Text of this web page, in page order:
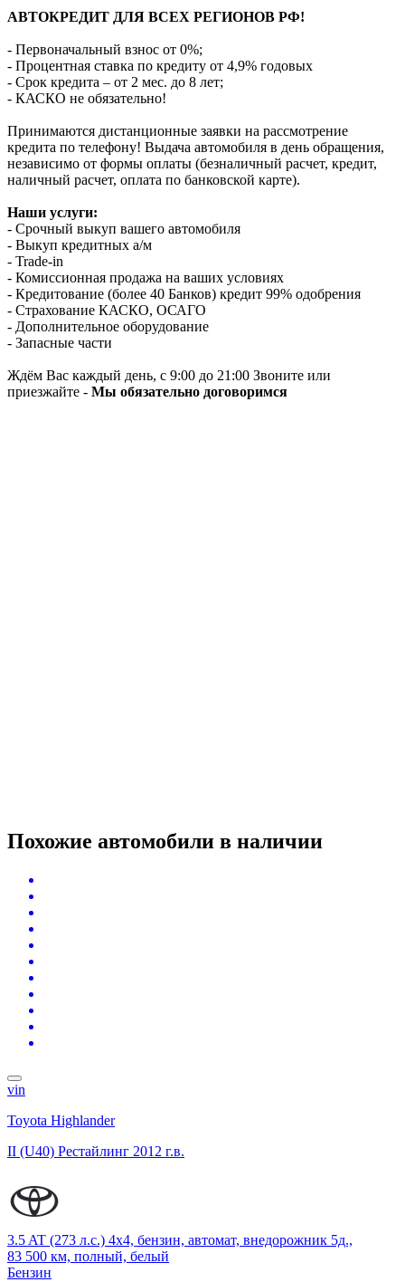
АВТОКРЕДИТ ДЛЯ ВСЕХ РЕГИОНОВ РФ!
- Первоначальный взнос от 0%;
- Процентная ставка по кредиту от 4,9% годовых
- Срок кредита – от 2 мес. до 8 лет;
- КАСКО не обязательно!
Принимаются дистанционные заявки на рассмотрение
кредита по телефону! Выдача автомобиля в день обращения,
независимо от формы оплаты (безналичный расчет, кредит,
наличный расчет, оплата по банковской карте).
Наши услуги:
- Срочный выкуп вашего автомобиля
- Выкуп кредитных а/м
- Trade-in
- Комиссионная продажа на ваших условиях
- Кредитование (более 40 Банков) кредит 99% одобрения
- Страхование КАСКО, ОСАГО
- Дополнительное оборудование
- Запасные части
Ждём Вас каждый день, с 9:00 до 21:00 Звоните или
приезжайте - Мы обязательно договоримся
Похожие автомобили в наличии
vin
Toyota Highlander
II (U40) Рестайлинг 2012 г.в.
3.5 AT (273 л.с.) 4x4, бензин, автомат, внедорожник 5д.,
83 500 км, полный, белый
Бензин